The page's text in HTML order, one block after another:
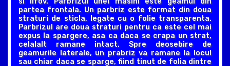
partea frontala. Un parbriz este format din doua
straturi de sticla, legate cu o folie transparenta.
Parbrizul are doua straturi pentru ca este cel mai
expus la spargere, asa ca daca se crapa un strat,
celalalt ramane intact. Spre deosebire de
geamurile laterale, un prabriz va ramane la locul
sau chiar daca se sparge, fiind tinut de folia dintre